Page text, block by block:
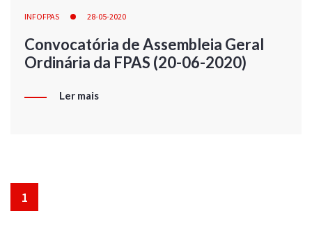
INFOFPAS 28-05-2020
Convocatória de Assembleia Geral
Ordinária da FPAS (20-06-2020)
Ler mais
1